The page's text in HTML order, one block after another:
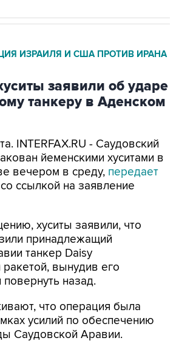
ИЗРАИЛЯ И США ПРОТИВ ИРАНА
заявили об ударе
танкеру в Аденском
INTERFAX.RU - Саудовский
йеменскими хуситами в
вечером в среду, передает
ссылкой на заявление
хуситы заявили, что
принадлежащий
танкер Daisy
ракетой, вынудив его
повернуть назад.
что операция была
усилий по обеспечению
Саудовской Аравии.